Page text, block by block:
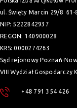
ul. Święty Marcin 29/8 61-
NIP: 5222842937
REGON: 140900028
KRS: 0000274263
Sąd rejonowy Poznań-
VIII Wydział Gospodarczy
+48 791 354 426